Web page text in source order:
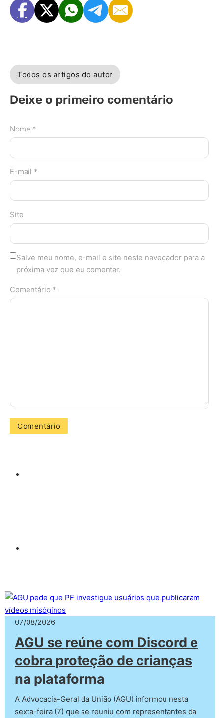
Todos os artigos do autor
Deixe o primeiro comentário
Nome *
E-mail *
Site
Salve meu nome, e-mail e site neste navegador para a
próxima vez que eu comentar.
Comentário *
07/08/2026
AGU se reúne com Discord e
cobra proteção de crianças
na plataforma
A Advocacia-Geral da União (AGU) informou nesta
sexta-feira (7) que se reuniu com representantes da